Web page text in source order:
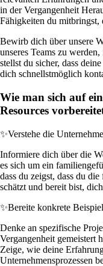
in der Vergangenheit
Fähigkeiten du mitbringst,
Bewirb dich über unsere
unseres Teams zu
stellst du sicher, dass
dich schnellstmöglich
Wie man sich auf
Resources
✨Verstehe die
Informiere dich über die
es sich um ein
dass du zeigst, dass du
schätzt und bereit bist,
✨Bereite konkrete
Denke an spezifische
Vergangenheit gemeistert
Zeige, wie deine
Unternehmensprozessen